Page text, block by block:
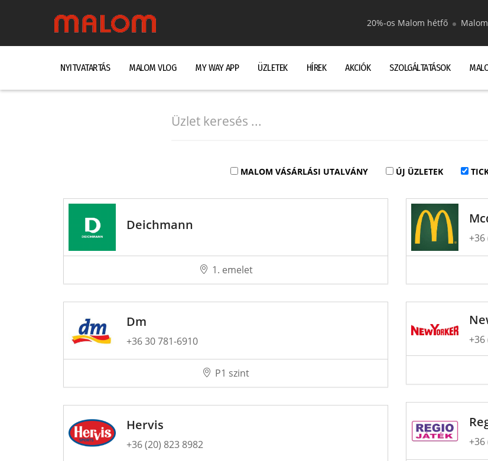
20%-os Malom hétfő
NYITVATARTÁS MALOM VLOG MY WAY APP ÜZLETEK HÍREK AKCIÓK SZOLGÁLTATÁSOK
MALOM VÁSÁRLÁSI UTALVÁNY ÚJ ÜZLETEK
Deichmann
1. emelet
Dm
+36 30 781-6910
P1 szint
Hervis
+36 (20) 823 8982
+36
+36
+36